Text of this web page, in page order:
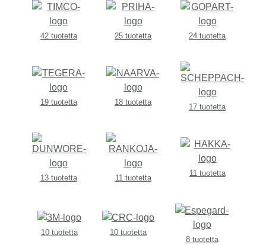
42 tuotetta 25 tuotetta 24 tuotetta
19 tuotetta 18 tuotetta
17 tuotetta
13 tuotetta 11 tuotetta
11 tuotetta
10 tuotetta
10 tuotetta
8 tuotetta